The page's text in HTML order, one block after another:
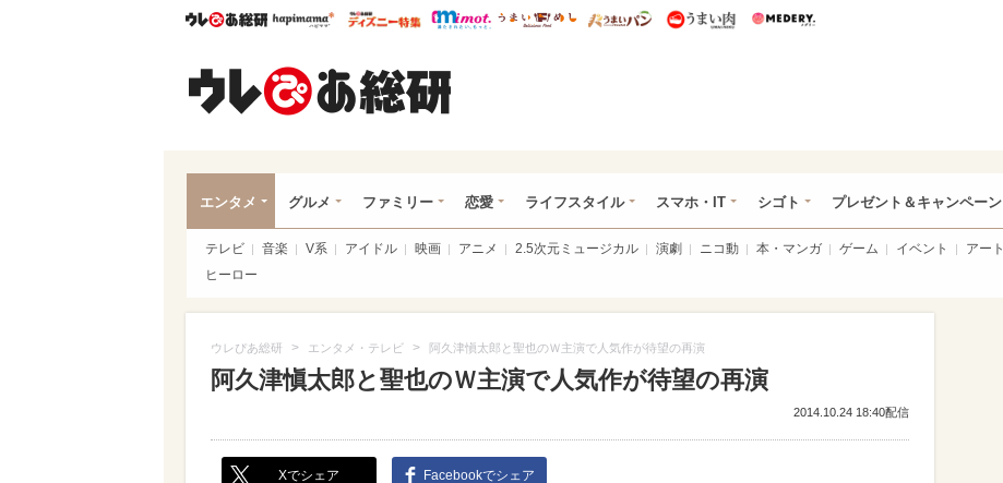
ウレぴあ総研ハピママ* ウレぴあ総研 ディズニー特集
mimot. うまいめし うまいパン うまい肉
エンタメ グルメ ファミリー 恋愛 ライフスタイル スマホ・IT シゴト プレゼント＆キャンペーン
テレビ 音楽 V系 アイドル 映画 アニメ 2.5次元ミュージカル 演劇 ニコ動 本・マンガ ゲーム イベント アート
ヒーロー
ウレぴあ総研 > エンタメ・テレビ > 阿久津愼太郎と聖也のＷ主演で人気作が待望の再演
阿久津愼太郎と聖也のＷ主演で人気作が待望の再演
2014.10.24 18:40配信
Xでシェア Facebookでシェア